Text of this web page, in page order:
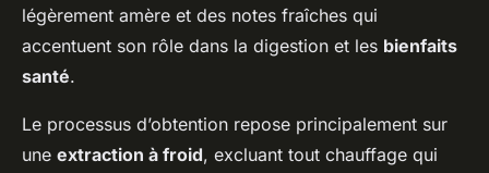
légèrement amère et des notes fraîches qui
accentuent son rôle dans la digestion et les bienfaits
santé.
Le processus d’obtention repose principalement sur
une extraction à froid, excluant tout chauffage qui